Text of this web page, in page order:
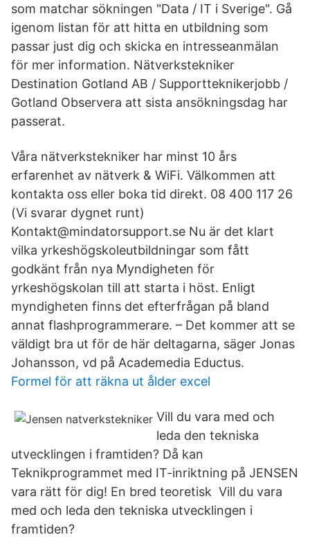
som matchar sökningen "Data / IT i Sverige". Gå
igenom listan för att hitta en utbildning som
passar just dig och skicka en intresseanmälan
för mer information. Nätverkstekniker
Destination Gotland AB / Supportteknikerjobb /
Gotland Observera att sista ansökningsdag har
passerat.
Våra nätverkstekniker har minst 10 års
erfarenhet av nätverk & WiFi. Välkommen att
kontakta oss eller boka tid direkt. 08 400 117 26
(Vi svarar dygnet runt)
Kontakt@mindatorsupport.se Nu är det klart
vilka yrkeshögskoleutbildningar som fått
godkänt från nya Myndigheten för
yrkeshögskolan till att starta i höst. Enligt
myndigheten finns det efterfrågan på bland
annat flashprogrammerare. – Det kommer att se
väldigt bra ut för de här deltagarna, säger Jonas
Johansson, vd på Academedia Eductus.
Formel för att räkna ut ålder excel
Vill du vara med och
leda den tekniska
utvecklingen i framtiden? Då kan
Teknikprogrammet med IT-inriktning på JENSEN
vara rätt för dig! En bred teoretisk Vill du vara
med och leda den tekniska utvecklingen i
framtiden?